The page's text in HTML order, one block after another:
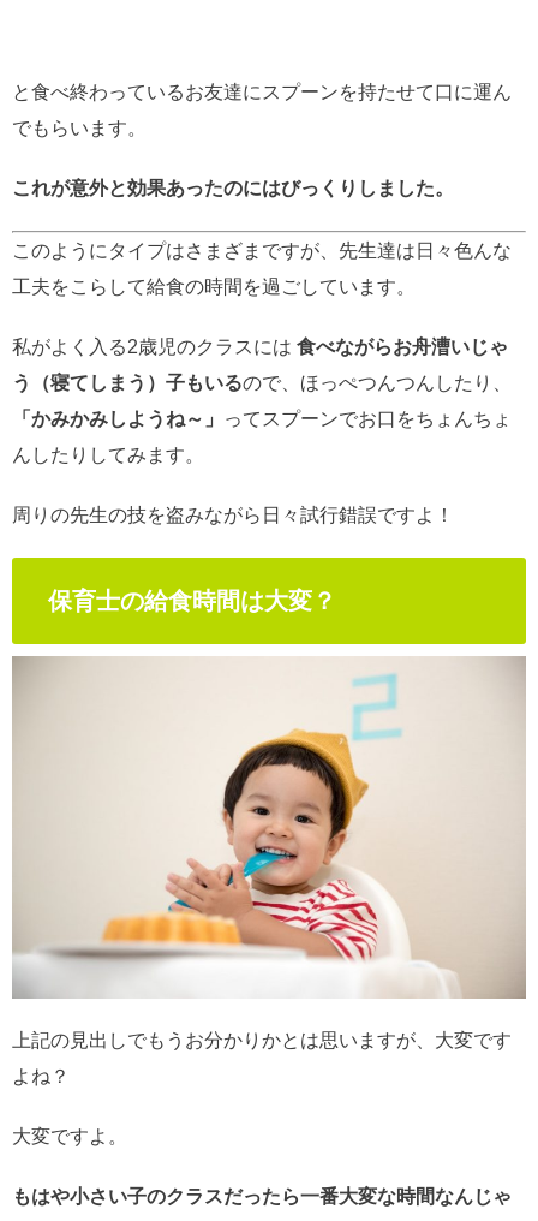
と食べ終わっているお友達にスプーンを持たせて口に運ん
でもらいます。
これが意外と効果あったのにはびっくりしました。
このようにタイプはさまざまですが、先生達は日々色んな
工夫をこらして給食の時間を過ごしています。
私がよく入る2歳児のクラスには 食べながらお舟漕いじゃ
う（寝てしまう）子もいるので、ほっぺつんつんしたり、
「かみかみしようね～」
ってスプーンでお口をちょんちょ
んしたりしてみます。
周りの先生の技を盗みながら日々試行錯誤ですよ！
保育士の給食時間は大変？
上記の見出しでもうお分かりかとは思いますが、大変です
よね？
大変ですよ。
もはや小さい子のクラスだったら一番大変な時間なんじゃ